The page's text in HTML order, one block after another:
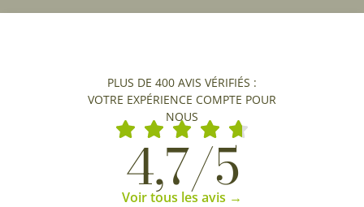
PLUS DE 400 AVIS VÉRIFIÉS :
VOTRE EXPÉRIENCE COMPTE POUR
NOUS
4,7/5
Voir tous les avis →